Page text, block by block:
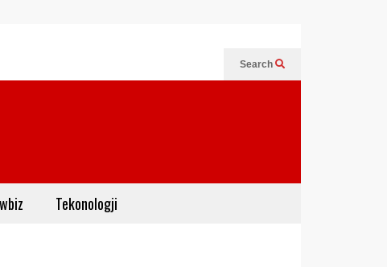
Search
Tekonologji